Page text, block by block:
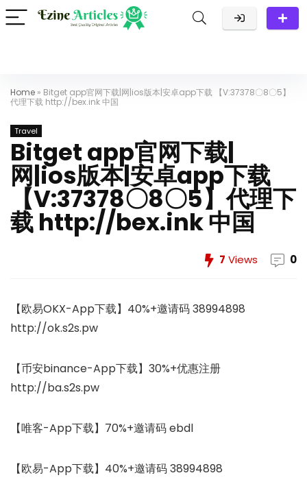
Home » Bitget app官网下载|网|ios版本|安卓app下载 【V:37378〇8〇5】
代理下载 http://bex.ink 中国
Travel
Bitget app官网下载|
网|ios版本|安卓app下载
【V:37378〇8〇5】代理下
载 http://bex.ink 中国
7 Views 0
【欧易OKX-App下载】40%+邀请码 38994898
http://ok.s2s.pw
【币安binance-App下载】30%+优惠注册
http://ba.s2s.pw
【唯客-App下载】70%+邀请码 ebdl
【欧易-App下载】40%+邀请码 38994898